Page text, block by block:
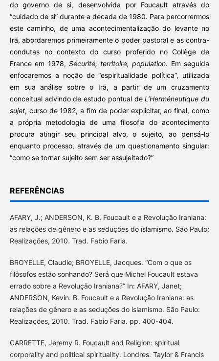
do governo de si, desenvolvida por Foucault através do
“cuidado de si” durante a década de 1980. Para percorrermos
este caminho, de uma acontecimentalização do levante no
Irã, abordaremos primeiramente o poder pastoral e as contra-
condutas no contexto do curso proferido no Collège de
France em 1978, Sécurité, territoire, population. Em seguida
enfocaremos a noção de “espiritualidade política”, utilizada
em sua análise sobre o Irã, a partir de um cruzamento
conceitual advindo de estudo pontual deL’Herméneutique du
sujet, curso de 1982, a fim de poder explicitar, ao final, como
a própria metodologia de uma filosofia do acontecimento
procura atingir seu principal alvo, o sujeito, ao pensá-lo
enquanto processo, através de um questionamento singular:
“como se tornar sujeito sem ser assujeitado?”
REFERÊNCIAS
AFARY, J.; ANDERSON, K. B. Foucault e a Revolução Iraniana:
as relações de gênero e as seduções do islamismo. São Paulo:
Realizações, 2010. Trad. Fabio Faria.
BROYELLE, Claudie; BROYELLE, Jacques. “Com o que os
filósofos estão sonhando? Será que Michel Foucault estava
errado sobre a Revolução Iraniana?” In: AFARY, Janet;
ANDERSON, Kevin. B. Foucault e a Revolução Iraniana: as
relações de gênero e as seduções do islamismo. São Paulo:
Realizações, 2010. Trad. Fabio Faria. pp. 400-404.
CARRETTE, Jeremy R. Foucault and Religion: spiritual
corporality and political spirituality. Londres: Taylor & Francis